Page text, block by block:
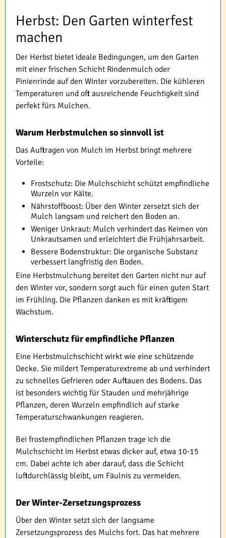
Herbst: Den Garten winterfest
machen
Der Herbst bietet ideale Bedingungen, um den Garten
mit einer frischen Schicht Rindenmulch oder
Pinienrinde auf den Winter vorzubereiten. Die kühleren
Temperaturen und oft ausreichende Feuchtigkeit sind
perfekt fürs Mulchen.
Warum Herbstmulchen so sinnvoll ist
Das Auftragen von Mulch im Herbst bringt mehrere
Vorteile:
Frostschutz: Die Mulchschicht schützt empfindliche
Wurzeln vor Kälte.
Nährstoffboost: Über den Winter zersetzt sich der
Mulch langsam und reichert den Boden an.
Weniger Unkraut: Mulch verhindert das Keimen von
Unkrautsamen und erleichtert die Frühjahrsarbeit.
Bessere Bodenstruktur: Die organische Substanz
verbessert langfristig den Boden.
Eine Herbstmulchung bereitet den Garten nicht nur auf
den Winter vor, sondern sorgt auch für einen guten Start
im Frühling. Die Pflanzen danken es mit kräftigem
Wachstum.
Winterschutz für empfindliche Pflanzen
Eine Herbstmulchschicht wirkt wie eine schützende
Decke. Sie mildert Temperaturextreme ab und verhindert
zu schnelles Gefrieren oder Auftauen des Bodens. Das
ist besonders wichtig für Stauden und mehrjährige
Pflanzen, deren Wurzeln empfindlich auf starke
Temperaturschwankungen reagieren.
Bei frostempfindlichen Pflanzen trage ich die
Mulchschicht im Herbst etwas dicker auf, etwa 10-15
cm. Dabei achte ich aber darauf, dass die Schicht
luftdurchlässig bleibt, um Fäulnis zu vermeiden.
Der Winter-Zersetzungsprozess
Über den Winter setzt sich der langsame
Zersetzungsprozess des Mulchs fort. Das hat mehrere